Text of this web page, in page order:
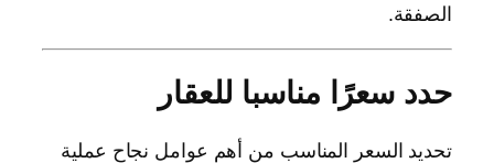
الصفقة.
حدد سعرًا مناسبا للعقار
تحديد السعر المناسب من أهم عوامل نجاح عملية